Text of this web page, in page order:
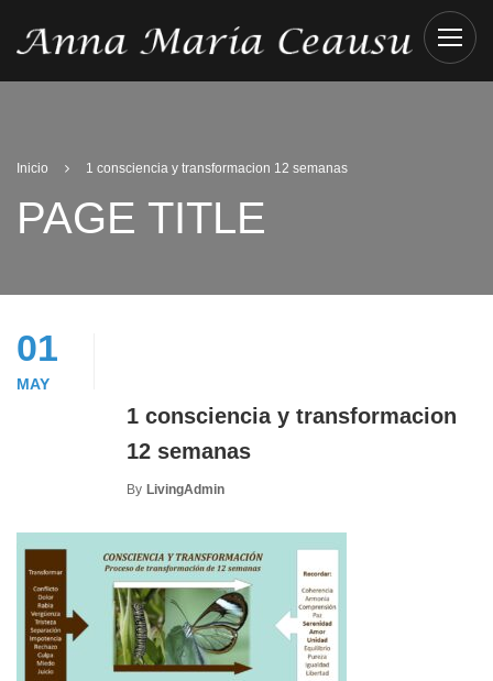
Inicio 1 consciencia y transformacion 12 semanas
PAGE TITLE
01
MAY
1 consciencia y transformacion
12 semanas
By LivingAdmin